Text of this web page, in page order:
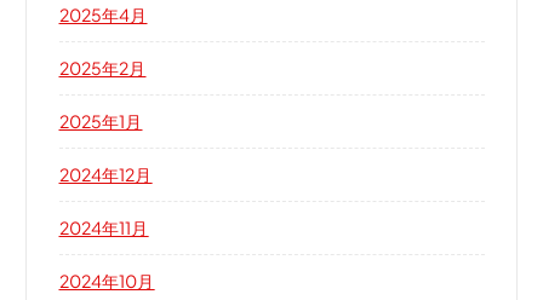
2025年4月
2025年2月
2025年1月
2024年12月
2024年11月
2024年10月